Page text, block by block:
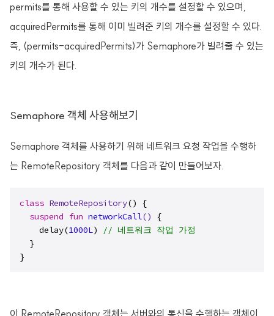
permits를 통해 사용할 수 있는 키의 개수를 설정할 수 있으며,
acquiredPermits를 통해 이미 빌려준 키의 개수를 설정할 수 있다.
즉, (permits-acquiredPermits)가 Semaphore가 빌려줄 수 있는
키의 개수가 된다.
Semaphore 객체 사용해보기
Semaphore 객체를 사용하기 위해 네트워크 요청 작업을 수행하
는 RemoteRepository 객체를 다음과 같이 만들어보자.
class RemoteRepository() {
suspend fun networkCall()
{
    delay(
1000L)
// 네트워크 작업 가정
  }
}
이 RemoteRepository 객체는 서버와의 통신을 수행하는 객체이